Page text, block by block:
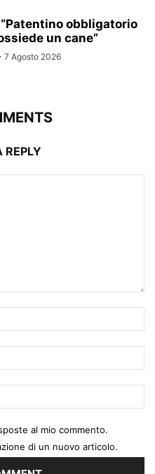
obbligatorio
un cane”
7 Agosto 2026
REPLY
al mio commento.
di un nuovo articolo.